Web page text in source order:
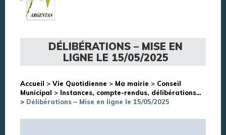
DÉLIBÉRATIONS – MISE EN
LIGNE LE 15/05/2025
Accueil > Vie Quotidienne > Ma mairie > Conseil
Municipal > Instances, compte-rendus, délibérations…
> Délibérations – Mise en ligne le 15/05/2025